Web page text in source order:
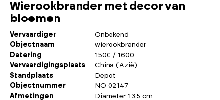
Wierookbrander met decor van
bloemen
Vervaardiger
Onbekend
Objectnaam
wierookbrander
Datering
1500 / 1600
Vervaardigingsplaats
China (Azië)
Standplaats
Depot
Objectnummer
NO 02147
Afmetingen
Diameter 13.5 cm